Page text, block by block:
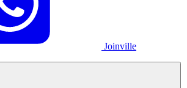
Joinville